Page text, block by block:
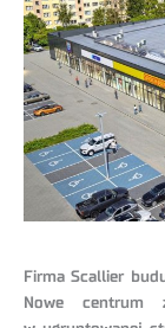
Firma Scallier
Nowe centrum